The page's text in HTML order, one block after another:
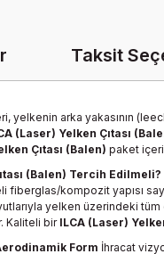
Taksit
yelkenin arka yakasının
(Laser) Yelken Çıtası
Çıtası (Balen) paket
(Balen) Tercih Edilmeli?
fiberglas/kompozit yapısı
yelken üzerindeki tüm
Kaliteli bir ILCA (Laser)
Form İhracat